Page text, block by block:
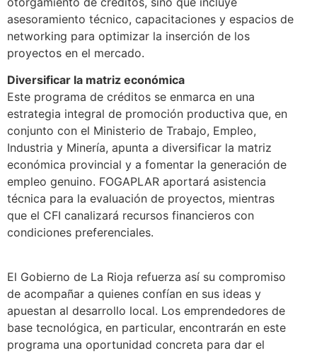
asesoramiento técnico, capacitaciones y espacios de
networking para optimizar la inserción de los
proyectos en el mercado.
Diversificar la matriz económica
Este programa de créditos se enmarca en una
estrategia integral de promoción productiva que, en
conjunto con el Ministerio de Trabajo, Empleo,
Industria y Minería, apunta a diversificar la matriz
económica provincial y a fomentar la generación de
empleo genuino. FOGAPLAR aportará asistencia
técnica para la evaluación de proyectos, mientras
que el CFI canalizará recursos financieros con
condiciones preferenciales.
El Gobierno de La Rioja refuerza así su compromiso
de acompañar a quienes confían en sus ideas y
apuestan al desarrollo local. Los emprendedores de
base tecnológica, en particular, encontrarán en este
programa una oportunidad concreta para dar el